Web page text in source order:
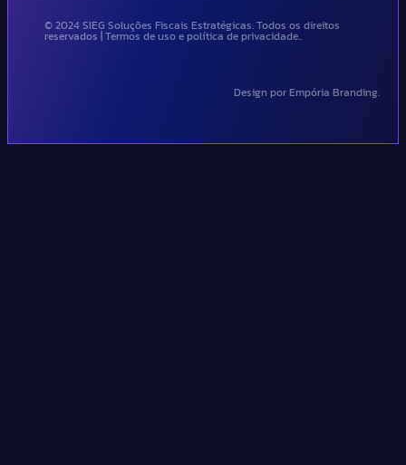
© 2024 SIEG Soluções Fiscais Estratégicas. Todos os direitos
reservados | Termos de uso e política de privacidade..
Design por Empória Branding.